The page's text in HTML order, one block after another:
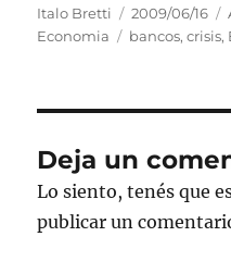
Autor
Italo Bretti
Publicado
el
2009/06/16
Economia
Etiquetas
bancos,crisis,
Deja un
Lo siento, tenés que
publicar un